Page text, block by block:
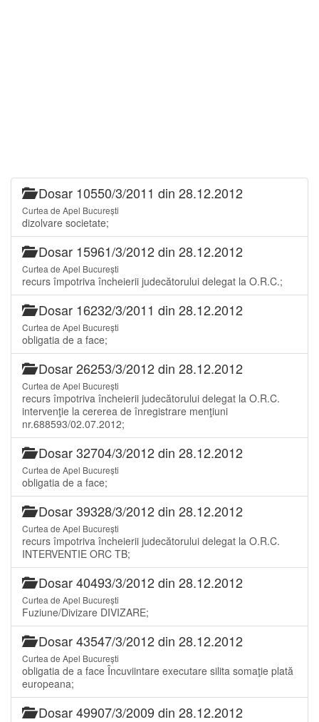
Dosar 10550/3/2011 din 28.12.2012
Curtea de Apel București
dizolvare societate;
Dosar 15961/3/2012 din 28.12.2012
Curtea de Apel București
recurs împotriva încheierii judecătorului delegat la O.R.C.;
Dosar 16232/3/2011 din 28.12.2012
Curtea de Apel București
obligatia de a face;
Dosar 26253/3/2012 din 28.12.2012
Curtea de Apel București
recurs împotriva încheierii judecătorului delegat la O.R.C.
intervenţie la cererea de înregistrare menţiuni
nr.688593/02.07.2012;
Dosar 32704/3/2012 din 28.12.2012
Curtea de Apel București
obligatia de a face;
Dosar 39328/3/2012 din 28.12.2012
Curtea de Apel București
recurs împotriva încheierii judecătorului delegat la O.R.C.
INTERVENTIE ORC TB;
Dosar 40493/3/2012 din 28.12.2012
Curtea de Apel București
Fuziune/Divizare DIVIZARE;
Dosar 43547/3/2012 din 28.12.2012
Curtea de Apel București
obligatia de a face Încuviintare executare silita somaţie plată
europeana;
Dosar 49907/3/2009 din 28.12.2012